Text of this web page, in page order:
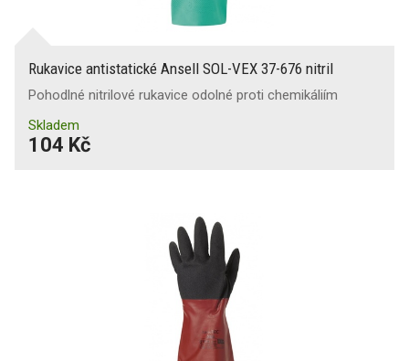
Rukavice antistatické Ansell SOL-VEX 37-676 nitril
Pohodlné nitrilové rukavice odolné proti chemikáliím
Skladem
104 Kč